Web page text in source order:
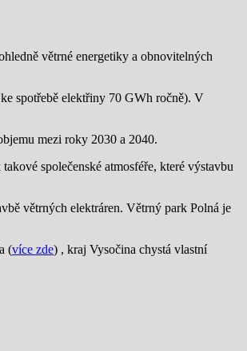
větrné energetiky a obnovitelných
spotřebě elektřiny 70 GWh ročně). V
mezi roky 2030 a 2040.
společenské atmosféře, které výstavbu
větrných elektráren. Větrný park Polná je
(více zde) , kraj Vysočina chystá vlastní